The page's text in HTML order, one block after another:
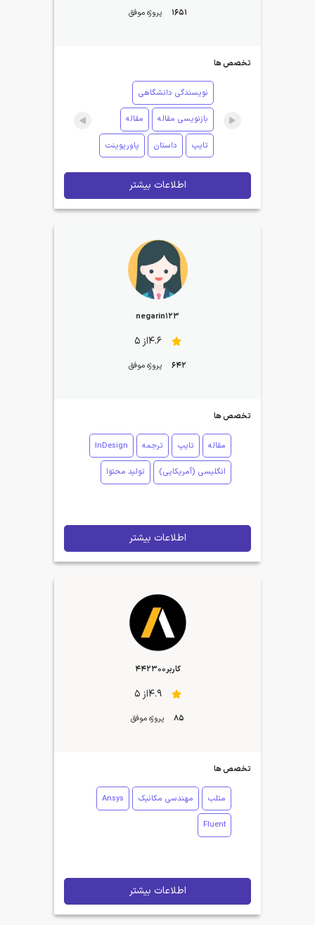
1651 پروژه موفق
تخصص ها
نویسندگی دانشگاهی
بازنویسی مقاله مقاله
تایپ داستان پاورپوینت
اطلاعات بیشتر
negarin123
4.6از 5
642 پروژه موفق
تخصص ها
مقاله تایپ ترجمه InDesign
انگلیسی (آمریکایی) تولید محتوا
اطلاعات بیشتر
کاربر442300
4.9از 5
85 پروژه موفق
تخصص ها
متلب مهندسی مکانیک Ansys
Fluent
اطلاعات بیشتر